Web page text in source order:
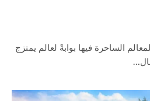
الساحرة فيها بوابةً لعالم يمتزج